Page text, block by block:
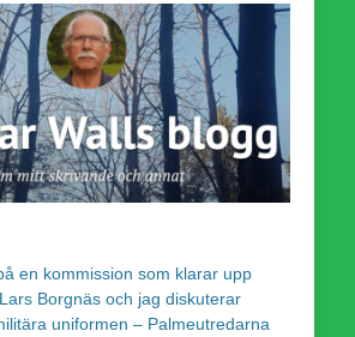
en kommission som klarar upp
Borgnäs och jag diskuterar
uniformen – Palmeutredarna